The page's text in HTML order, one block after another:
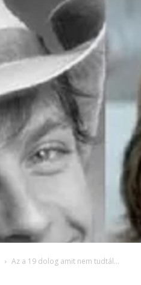
Az a 19 dolog amit nem tudtál…